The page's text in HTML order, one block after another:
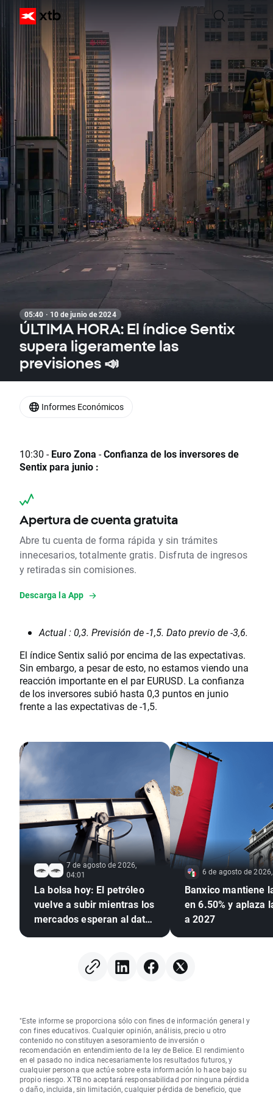
05:40 · 10 de junio de 2024
ÚLTIMA HORA: El índice Sentix
supera ligeramente las
previsiones 📣
10:30 -Euro Zona -Confianza de los inversores de
Sentix para junio :
Apertura de cuenta gratuita
Abre tu cuenta de forma rápida y sin trámites
innecesarios, totalmente gratis. Disfruta de ingresos
y retiradas sin comisiones.
Descarga la App
Actual : 0,3. Previsión de -1,5. Dato previo de -3,6.
El índice Sentix salió por encima de las expectativas.
Sin embargo, a pesar de esto, no estamos viendo una
reacción importante en el par EURUSD. La confianza
de los inversores subió hasta 0,3 puntos en junio
frente a las expectativas de -1,5.
7 de agosto de 2026,
04:01
La bolsa hoy: El petróleo
vuelve a subir mientras los
mercados esperan al dato
6 de agosto de
Banxico mantiene
en 6.50% y aplaza
a 2027
"Este informe se proporciona sólo con fines de información general y
con fines educativos. Cualquier opinión, análisis, precio u otro
contenido no constituyen asesoramiento de inversión o
recomendación en entendimiento de la ley de Belice. El rendimiento
en el pasado no indica necesariamente los resultados futuros, y
cualquier persona que actúe sobre esta información lo hace bajo su
propio riesgo. XTB no aceptará responsabilidad por ninguna pérdida
o daño, incluida, sin limitación, cualquier pérdida de beneficio, que
Informes Económicos